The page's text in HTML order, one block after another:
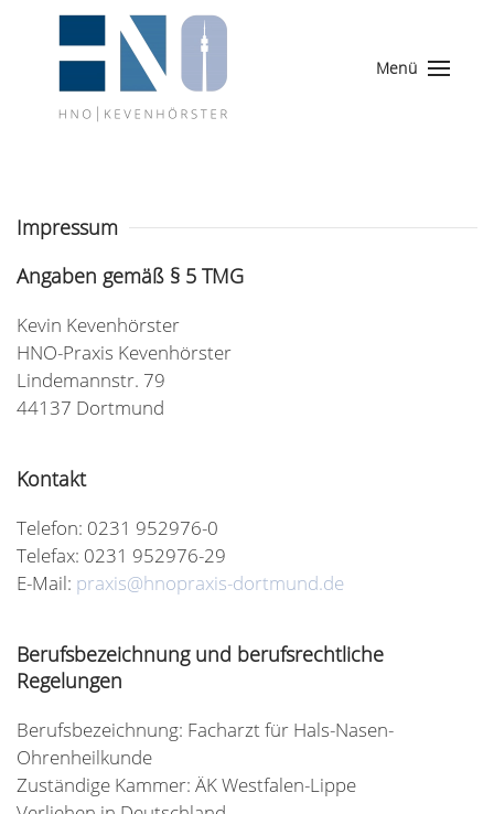
Menü
Impressum
Angaben gemäß § 5 TMG
Kevin Kevenhörster
HNO-Praxis Kevenhörster
Lindemannstr. 79
44137 Dortmund
Kontakt
Telefon: 0231 952976-0
Telefax: 0231 952976-29
E-Mail: praxis@hnopraxis-dortmund.de
Berufsbezeichnung und berufsrechtliche
Regelungen
Berufsbezeichnung: Facharzt für Hals-Nasen-
Ohrenheilkunde
Zuständige Kammer: ÄK Westfalen-Lippe